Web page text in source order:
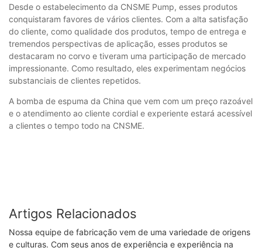
Desde o estabelecimento da CNSME Pump, esses produtos
conquistaram favores de vários clientes. Com a alta satisfação
do cliente, como qualidade dos produtos, tempo de entrega e
tremendos perspectivas de aplicação, esses produtos se
destacaram no corvo e tiveram uma participação de mercado
impressionante. Como resultado, eles experimentam negócios
substanciais de clientes repetidos.
A bomba de espuma da China que vem com um preço razoável
e o atendimento ao cliente cordial e experiente estará acessível
a clientes o tempo todo na CNSME.
Artigos Relacionados
Nossa equipe de fabricação vem de uma variedade de origens
e culturas. Com seus anos de experiência e experiência na